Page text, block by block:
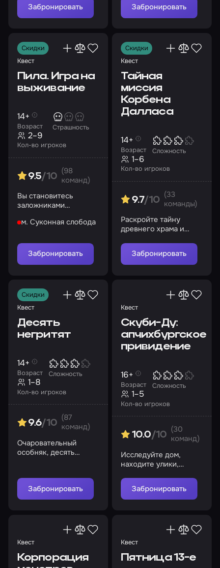
Забронировать Забронировать
Скидки
Квест
Пила. Игра на
выживание
Возраст
14+
Страшность
Кол-во игроков
2–9
9.5/10
(98
команд)
Вы становитесь
заложниками
Попробуйте спастись
м. Суконная слобода
Забронировать
Скидки
Квест
Тайная
миссия
Корбена
Далласа
Возраст
14+
Сложность
Кол-во игроков
1–6
9.7/10
(33
команды)
Раскройте тайну
древнего храма и
великого зла
Забронировать
Скидки
Квест
Десять
негритят
Возраст
14+
Сложность
Кол-во игроков
1–8
9.6/10
(87
команд)
Очаровательный
особняк, десять
разгадать эту тайну?
Забронировать
Квест
Скуби-Ду:
апчихбургское
привидение
Возраст
16+
Сложность
Кол-во игроков
1–5
10.0/10
(30
команд)
Исследуйте дом,
находите улики,
и выясните, что здесь
происходит
Забронировать
Квест
Корпорация
Квест
Пятница 13-е